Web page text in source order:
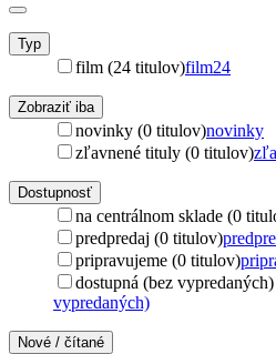
Typ
film (24 titulov)film24
Zobraziť iba
novinky (0 titulov)novinky
zľavnené tituly (0 titulov)
Dostupnosť
na centrálnom sklade (0
predpredaj (0 titulov)
pripravujeme (0 titulov)
dostupná (bez
vypredaných)
Nové / čítané